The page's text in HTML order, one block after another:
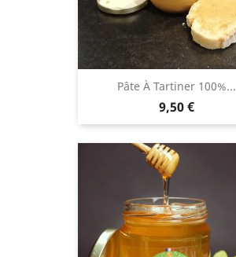
Pâte À Tartiner 100%...
Prix
9,50 €